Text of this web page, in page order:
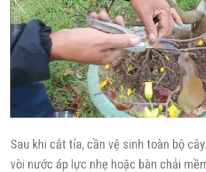
Sau khi cắt tỉa, cần vệ sinh toàn bộ
vòi nước áp lực nhẹ hoặc bàn chải